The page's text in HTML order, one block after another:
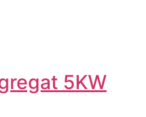
5KW